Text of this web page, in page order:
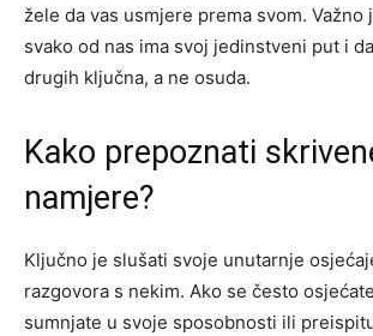
žele da vas usmjere prema svom. Važno
svako od nas ima svoj jedinstveni put i
drugih ključna, a ne osuda.
Kako prepoznati
namjere?
Ključno je slušati svoje unutarnje
razgovora s nekim. Ako se često
sumnjate u svoje sposobnosti ili